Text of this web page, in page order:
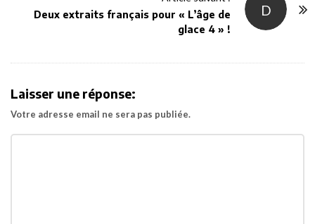
D
Deux extraits français pour « L’âge de
glace 4 » !
Laisser une réponse:
Votre adresse email ne sera pas publiée.